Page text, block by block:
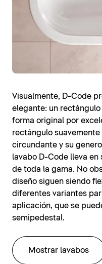
Visualmente, D-Code
elegante: un
forma original por
rectángulo
circundante y su
lavabo D-Code lleva
de toda la gama. No
diseño siguen siendo
diferentes variantes
aplicación, que se
semipedestal.
Mostrar lavabos